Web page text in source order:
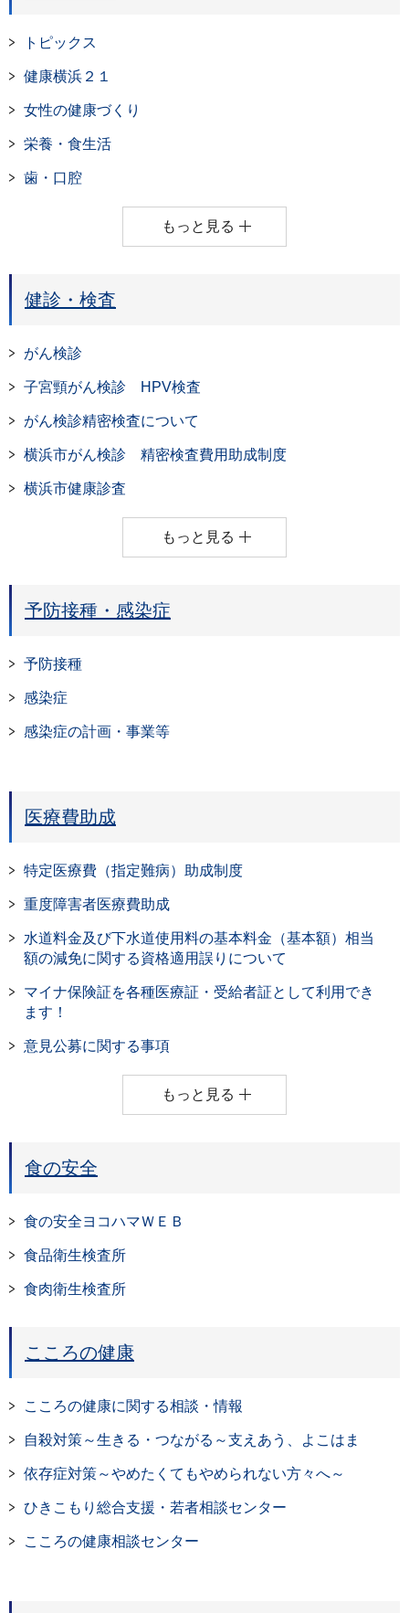
トピックス
健康横浜２１
女性の健康づくり
栄養・食生活
歯・口腔
もっと見る
健診・検査
がん検診
子宮頸がん検診 HPV検査
がん検診精密検査について
横浜市がん検診 精密検査費用助成制度
横浜市健康診査
もっと見る
予防接種・感染症
予防接種
感染症
感染症の計画・事業等
医療費助成
特定医療費（指定難病）助成制度
重度障害者医療費助成
水道料金及び下水道使用料の基本料金（基本額）相当
額の減免に関する資格適用誤りについて
マイナ保険証を各種医療証・受給者証として利用でき
ます！
意見公募に関する事項
もっと見る
食の安全
食の安全ヨコハマＷＥＢ
食品衛生検査所
食肉衛生検査所
こころの健康
こころの健康に関する相談・情報
自殺対策～生きる・つながる～支えあう、よこはま
依存症対策～やめたくてもやめられない方々へ～
ひきこもり総合支援・若者相談センター
こころの健康相談センター